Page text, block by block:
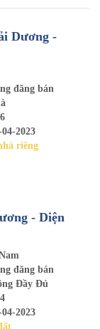
Dương -
đăng bán
04-2023
riêng
- Diện
đăng bán
Đầy Đủ
04-2023